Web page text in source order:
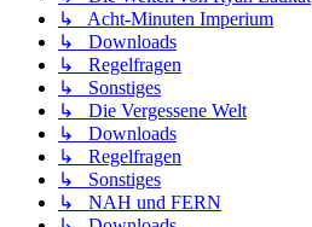
↳ Acht-Minuten Imperium
↳ Downloads
↳ Regelfragen
↳ Sonstiges
↳ Die Vergessene Welt
↳ Downloads
↳ Regelfragen
↳ Sonstiges
↳ NAH und FERN